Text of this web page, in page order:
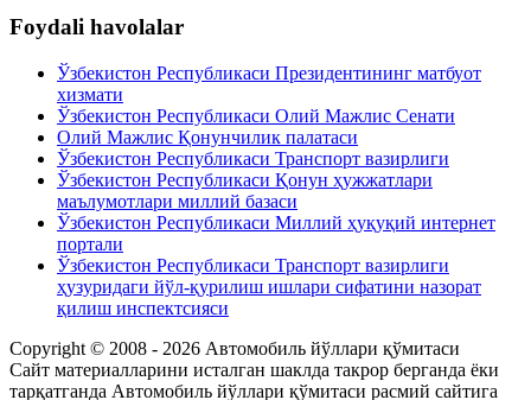
Foydali havolalar
Ўзбекистон Республикаси Президентининг матбуот
хизмати
Ўзбекистон Республикаси Олий Мажлис Сенати
Олий Мажлис Қонунчилик палатаси
Ўзбекистон Республикаси Транспорт вазирлиги
Ўзбекистон Республикаси Қонун ҳужжатлари
маълумотлари миллий базаси
Ўзбекистон Республикаси Миллий ҳуқуқий интернет
портали
Ўзбекистон Республикаси Транспорт вазирлиги
ҳузуридаги йўл-қурилиш ишлари сифатини назорат
қилиш инспектсияси
Copyright © 2008 - 2026 Автомобиль йўллари қўмитаси
Сайт материалларини исталган шаклда такрор берганда ёки
тарқатганда Автомобиль йўллари қўмитаси расмий сайтига